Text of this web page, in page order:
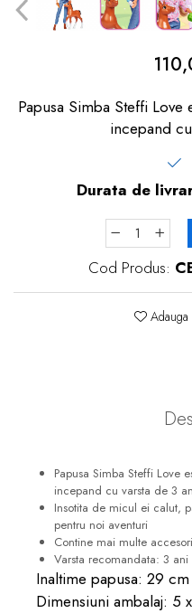
dopuri de urechi
Papusa Simba Steffi
incepand
Durata de
Cod Produs:
Adauga
Papusa Simba Steffi Love
incepand cu varsta de 3
Insotita de micul ei calut,
pentru noi aventuri
Contine mai multe
Varsta recomandata: 3
Inaltime papusa: 29 cm
Dimensiuni ambalaj: 5